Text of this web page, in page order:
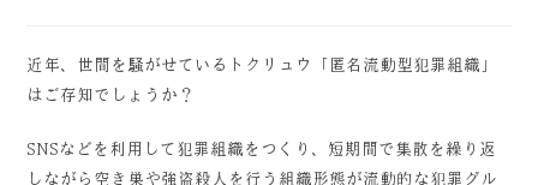
近年、世間を騒がせているトクリュウ「匿名流動型犯罪組織」
はご存知でしょうか？
SNSなどを利用して犯罪組織をつくり、短期間で集散を繰り返
しながら空き巣や強盗殺人を行う組織形態が流動的な犯罪グル